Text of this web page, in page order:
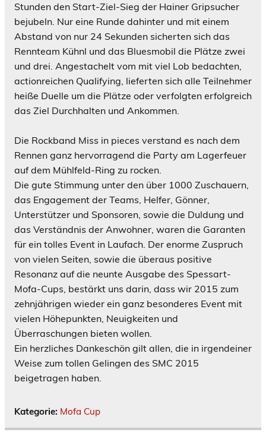
Stunden den Start-Ziel-Sieg der Hainer Gripsucher
bejubeln. Nur eine Runde dahinter und mit einem
Abstand von nur 24 Sekunden sicherten sich das
Rennteam Kühnl und das Bluesmobil die Plätze zwei
und drei. Angestachelt vom mit viel Lob bedachten,
actionreichen Qualifying, lieferten sich alle Teilnehmer
heiße Duelle um die Plätze oder verfolgten erfolgreich
das Ziel Durchhalten und Ankommen.
Die Rockband Miss in pieces verstand es nach dem
Rennen ganz hervorragend die Party am Lagerfeuer
auf dem Mühlfeld-Ring zu rocken.
Die gute Stimmung unter den über 1000 Zuschauern,
das Engagement der Teams, Helfer, Gönner,
Unterstützer und Sponsoren, sowie die Duldung und
das Verständnis der Anwohner, waren die Garanten
für ein tolles Event in Laufach. Der enorme Zuspruch
von vielen Seiten, sowie die überaus positive
Resonanz auf die neunte Ausgabe des Spessart-
Mofa-Cups, bestärkt uns darin, dass wir 2015 zum
zehnjährigen wieder ein ganz besonderes Event mit
vielen Höhepunkten, Neuigkeiten und
Überraschungen bieten wollen.
Ein herzliches Dankeschön gilt allen, die in irgendeiner
Weise zum tollen Gelingen des SMC 2015
beigetragen haben.
Kategorie: Mofa Cup